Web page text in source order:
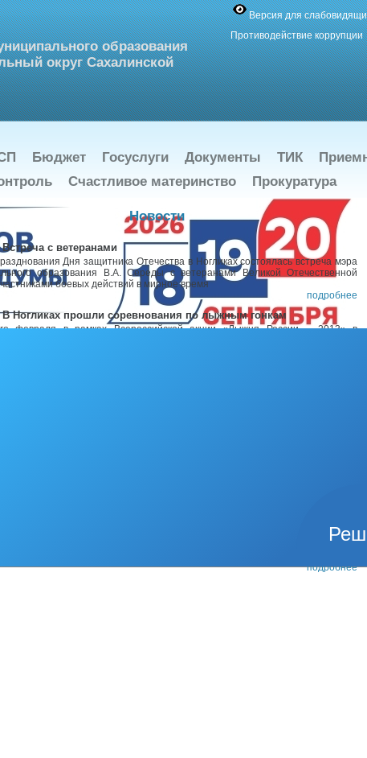
образования
округ Сахалинской
Версия для
Противодействие коррупции
Бюджет Госуслуги Документы ТИК
Счастливое материнство Прокуратура
Новости
Встреча с ветеранами
Дня защитника Отечества в Ногликах состоялась встреча мэра
образования В.А. Середы с ветеранами Великой Отечественной
боевых действий в мирное время
подробнее
В Ногликах прошли соревнования по лыжным гонкам
февраля в рамках Всероссийской акции «Лыжня России – 2013» в
подробнее